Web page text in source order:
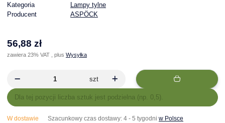
Kategoria
Lampy tylne
Producent
ASPÖCK
56,88 zł
zawiera 23% VAT , plus Wysyłka
szt
xDla tej pozycji liczba sztuk jest podzielna (np. 0,5).
W dostawie Szacunkowy czas dostawy: 4 - 5 tygodni w Polsce